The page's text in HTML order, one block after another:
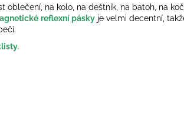
oblečení, na kolo, na deštník, na batoh, na
reflexní pásky je velmi decentní,